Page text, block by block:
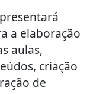
a elaboração
aulas,
criação
de